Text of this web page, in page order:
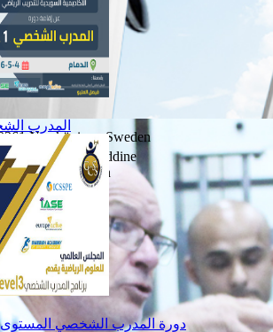
رياضية
سانحة
اجمل وافق
المدرب
دورة المدرب الشخصي المستوى
Norrköping , Sweden
Zone Khaireddine
Tunis, Tunisien